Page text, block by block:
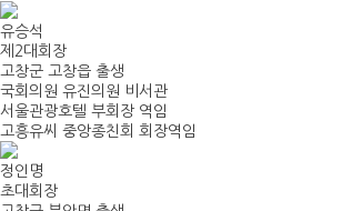
유승석
제2대회장
고창군 고창읍 출생
국회의원 유진의원 비서관
서울관광호텔 부회장 역임
고흥유씨 중앙종친회 회장역임
정인명
초대회장